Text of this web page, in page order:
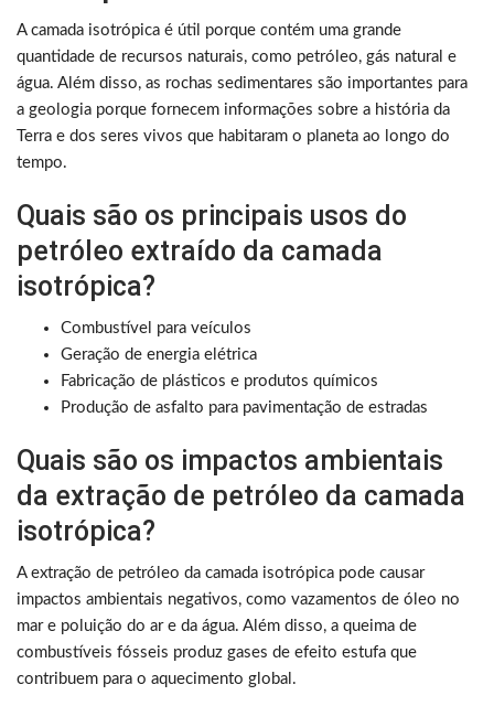
A camada isotrópica é útil porque contém uma grande
quantidade de recursos naturais, como petróleo, gás natural e
água. Além disso, as rochas sedimentares são importantes para
a geologia porque fornecem informações sobre a história da
Terra e dos seres vivos que habitaram o planeta ao longo do
tempo.
Quais são os principais usos do
petróleo extraído da camada
isotrópica?
Combustível para veículos
Geração de energia elétrica
Fabricação de plásticos e produtos químicos
Produção de asfalto para pavimentação de estradas
Quais são os impactos ambientais
da extração de petróleo da camada
isotrópica?
A extração de petróleo da camada isotrópica pode causar
impactos ambientais negativos, como vazamentos de óleo no
mar e poluição do ar e da água. Além disso, a queima de
combustíveis fósseis produz gases de efeito estufa que
contribuem para o aquecimento global.